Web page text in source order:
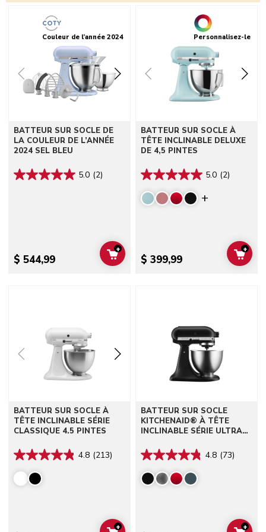
Couleur de l’année 2024
BATTEUR SUR SOCLE DE
LA COULEUR DE L’ANNÉE
2024 SEL BLEU
5.0 (2)
$ 544,99 ADD TO CART
+
Personnalisez-le
BATTEUR SUR SOCLE À
TÊTE INCLINABLE DELUXE
DE 4,5 PINTES
5.0 (2)
Display
$ 399,99
+
BATTEUR SUR SOCLE À
TÊTE INCLINABLE SÉRIE
CLASSIQUE 4.5 PINTES
4.8 (213)
+
BATTEUR SUR SOCLE
KITCHENAID® À TÊTE
INCLINABLE SÉRIE ULTRA
4.8 (73)
+